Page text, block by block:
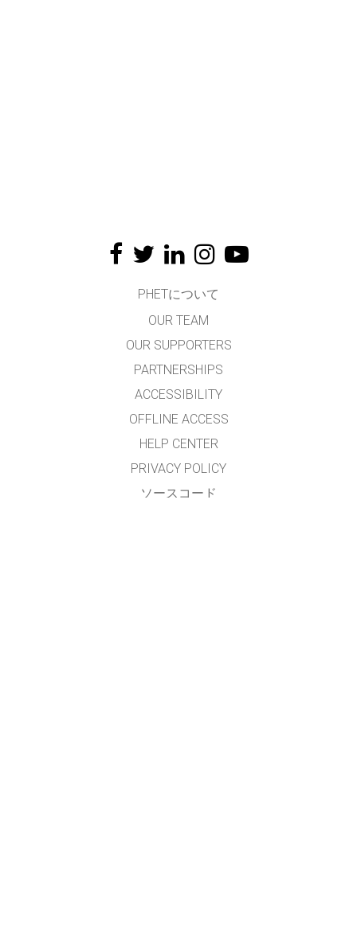
PHETについて
OUR TEAM
OUR SUPPORTERS
PARTNERSHIPS
ACCESSIBILITY
OFFLINE ACCESS
HELP CENTER
PRIVACY POLICY
ソースコード